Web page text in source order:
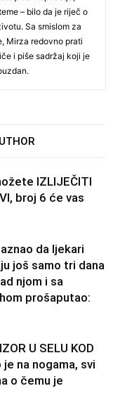
– bilo da je riječ o
Sa smislom za
Mirza redovno prati
i piše sadržaj koji je
IZLIJEČITI
broj 6 će vas
da ljekari
još samo tri dana
njom i sa
prošaputao:
U SELU KOD
je na nogama, svi
o čemu je